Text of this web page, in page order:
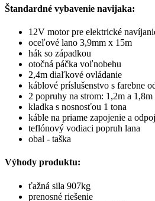
Štandardné vybavenie navijaka:
12V motor pre elektrické
oceľové lano 3,9mm x 15m
hák so západkou
otočná páčka voľnobehu
2,4m diaľkové ovládanie
káblové príslušenstvo s farebne
2 popruhy na strom: 1,2m a 1,8m
kladka s nosnosťou 1 tona
káble na priame zapojenie a
teflónový vodiaci popruh lana
obal - taška
Výhody produktu:
ťažná sila 907kg
prenosné riešenie